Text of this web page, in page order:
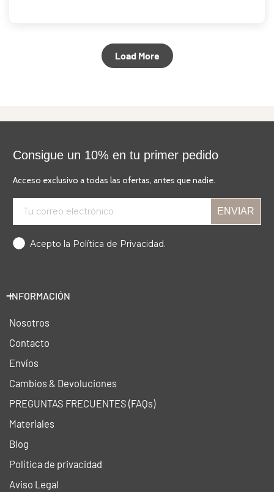
Load More
Consigue un 10% en tu primer pedido
Acceso exclusivo a todas las ofertas, antes que nadie.
ENVIAR
Acepto la Política de Privacidad.
INFORMACIÓN
Nosotros
Contacto
Envíos
Cambios & Devoluciones
PREGUNTAS FRECUENTES (FAQs)
Materiales
Blog
Política de privacidad
Aviso Legal